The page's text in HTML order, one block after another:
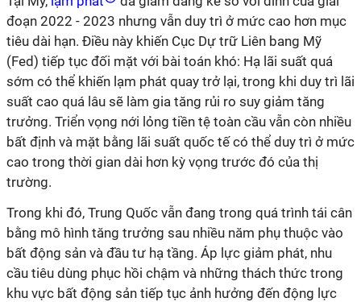
đoạn 2022 - 2023 nhưng vẫn duy trì ở mức cao hơn mục
tiêu dài hạn. Điều này khiến Cục Dự trữ Liên bang Mỹ
(Fed) tiếp tục đối mặt với bài toán khó: Hạ lãi suất quá
sớm có thể khiến lạm phát quay trở lại, trong khi duy trì lãi
suất cao quá lâu sẽ làm gia tăng rủi ro suy giảm tăng
trưởng. Triển vọng nới lỏng tiền tệ toàn cầu vẫn còn nhiều
bất định và mặt bằng lãi suất quốc tế có thể duy trì ở mức
cao trong thời gian dài hơn kỳ vọng trước đó của thị
trường.
Trong khi đó, Trung Quốc vẫn đang trong quá trình tái cân
bằng mô hình tăng trưởng sau nhiều năm phụ thuộc vào
bất động sản và đầu tư hạ tầng. Áp lực giảm phát, nhu
cầu tiêu dùng phục hồi chậm và những thách thức trong
khu vực bất động sản tiếp tục ảnh hưởng đến động lực